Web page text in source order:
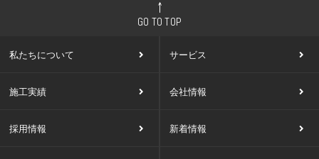
GO TO TOP
私たちについて サービス
施工実績 会社情報
採用情報 新着情報